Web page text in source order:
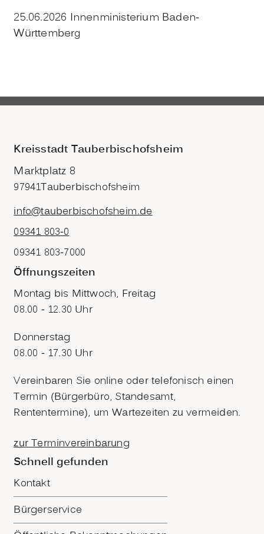
25.06.2026 Innenministerium Baden-
Württemberg
Kreisstadt Tauberbischofsheim
Marktplatz 8
97941Tauberbischofsheim
info@tauberbischofsheim.de
09341 803-0
09341 803-7000
Öffnungszeiten
Montag bis Mittwoch, Freitag
08.00 - 12.30 Uhr
Donnerstag
08.00 - 17.30 Uhr
Vereinbaren Sie online oder telefonisch einen
Termin (Bürgerbüro, Standesamt,
Rententermine), um Wartezeiten zu vermeiden.
zur Terminvereinbarung
Schnell gefunden
Kontakt
Bürgerservice